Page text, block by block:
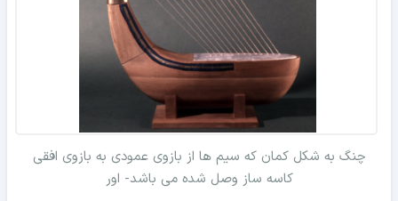
چنگ به شکل کمان که سیم ها از بازوی عمودی به بازوی افقی
کاسه ساز وصل شده می باشد- اور